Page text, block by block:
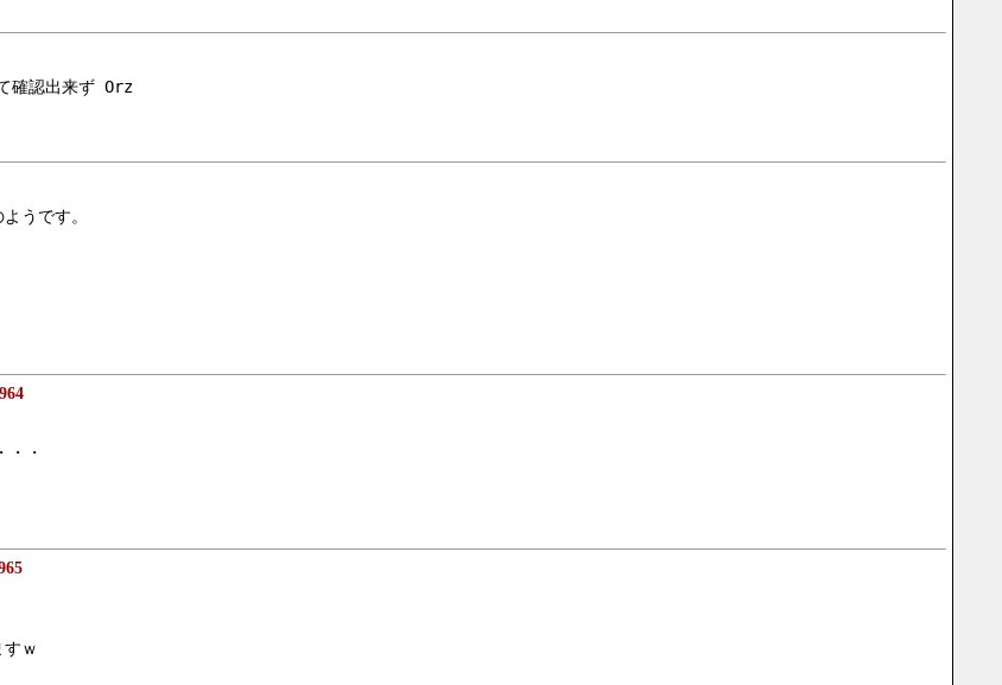
確認出来ず Orz
うです。
・・
ｗ